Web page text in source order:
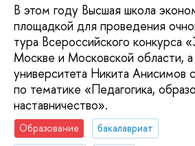
В этом году Высшая школа
площадкой для проведения
тура Всероссийского конкурса
Москве и Московской области,
университета Никита Анисимов
по тематике «Педагогика,
наставничество».
Образование
бакалавриат